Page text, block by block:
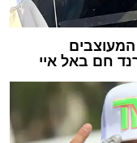
חם באל איי